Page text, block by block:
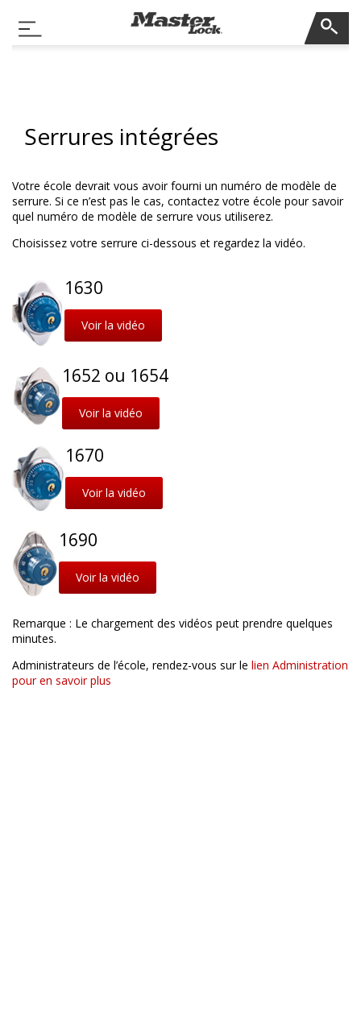
Basculer la navigation
Serrures intégrées
Votre école devrait vous avoir fourni un numéro de modèle de
serrure. Si ce n’est pas le cas, contactez votre école pour savoir
quel numéro de modèle de serrure vous utiliserez.
Choisissez votre serrure ci-dessous et regardez la vidéo.
1630
Voir la vidéo
1652 ou 1654
Voir la vidéo
1670
Voir la vidéo
1690
Voir la vidéo
Remarque : Le chargement des vidéos peut prendre quelques
minutes.
Administrateurs de l’école, rendez-vous sur le lien Administration
pour en savoir plus